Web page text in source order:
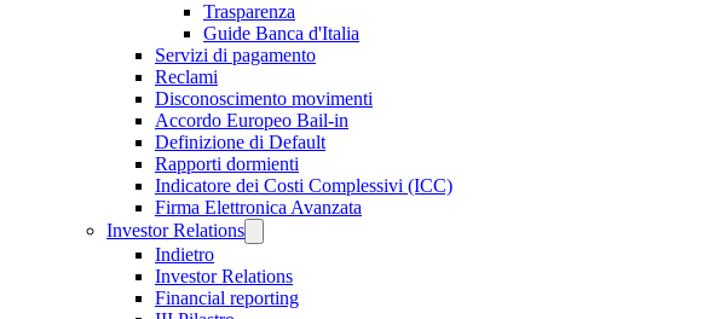
Trasparenza
Guide Banca d'Italia
Servizi di pagamento
Reclami
Disconoscimento movimenti
Accordo Europeo Bail-in
Definizione di Default
Rapporti dormienti
Indicatore dei Costi Complessivi (ICC)
Firma Elettronica Avanzata
Investor Relations
Indietro
Investor Relations
Financial reporting